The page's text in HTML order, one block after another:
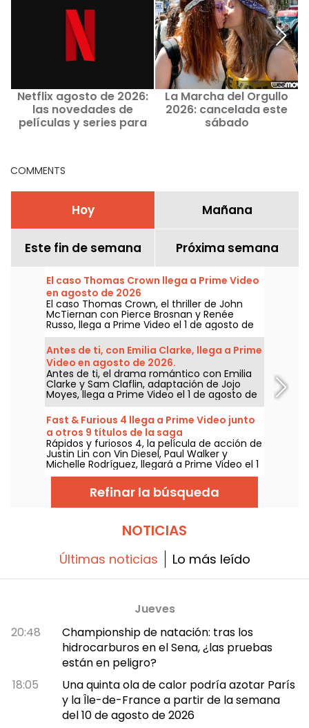
Netflix agosto de 2026:
las novedades de
películas y series para
La Marcha del Orgullo
2026: cancelada este
sábado
COMMENTS
Hoy Mañana
Este fin de semana Próxima semana
El caso Thomas Crown llega a Prime Video
en agosto de 2026
El caso Thomas Crown, el thriller de John
McTiernan con Pierce Brosnan y Renée
Russo, llega a Prime Video el 1 de agosto de
2026.
Antes de ti, con Emilia Clarke, llega a Prime
Video en agosto de 2026.
Antes de ti, el drama romántico con Emilia
Clarke y Sam Claflin, adaptación de Jojo
Moyes, llega a Prime Video el 1 de agosto de
2026.
Fast & Furious 4 llega a Prime Video junto
a otros 9 títulos de la saga
Rápidos y furiosos 4, la película de acción de
Justin Lin con Vin Diesel, Paul Walker y
Michelle Rodríguez, llegará a Prime Video el 1
de agosto de 2026, junto a varios capítulos
Refinar la búsqueda
NOTICIAS
Últimas noticias Lo más leído
Jueves
20:48
Championship de natación: tras los
hidrocarburos en el Sena, ¿las pruebas
están en peligro?
18:05
Una quinta ola de calor podría azotar París
y la Île-de-France a partir de la semana
del 10 de agosto de 2026